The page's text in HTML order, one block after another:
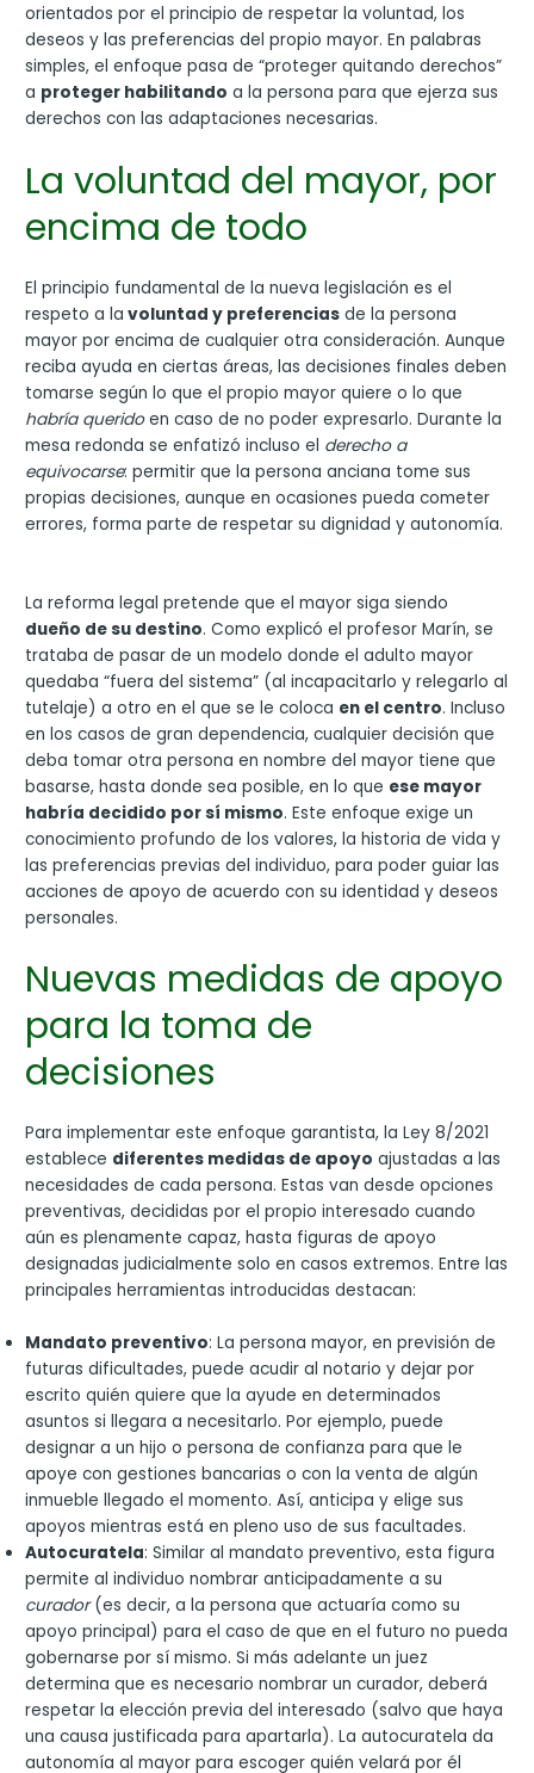
orientados por el principio de respetar la voluntad, los
deseos y las preferencias del propio mayor. En palabras
simples, el enfoque pasa de “proteger quitando derechos”
a proteger habilitando a la persona para que ejerza sus
derechos con las adaptaciones necesarias.
La voluntad del mayor, por
encima de todo
El principio fundamental de la nueva legislación es el
respeto a la voluntad y preferencias de la persona
mayor por encima de cualquier otra consideración. Aunque
reciba ayuda en ciertas áreas, las decisiones finales deben
tomarse según lo que el propio mayor quiere o lo que
habría queridoen caso de no poder expresarlo. Durante la
mesa redonda se enfatizó incluso el derecho a
equivocarse: permitir que la persona anciana tome sus
propias decisiones, aunque en ocasiones pueda cometer
errores, forma parte de respetar su dignidad y autonomía.
La reforma legal pretende que el mayor siga siendo
dueño de su destino. Como explicó el profesor Marín, se
trataba de pasar de un modelo donde el adulto mayor
quedaba “fuera del sistema” (al incapacitarlo y relegarlo al
tutelaje) a otro en el que se le coloca en el centro. Incluso
en los casos de gran dependencia, cualquier decisión que
deba tomar otra persona en nombre del mayor tiene que
basarse, hasta donde sea posible, en lo que ese mayor
habría decidido por sí mismo. Este enfoque exige un
conocimiento profundo de los valores, la historia de vida y
las preferencias previas del individuo, para poder guiar las
acciones de apoyo de acuerdo con su identidad y deseos
personales.
Nuevas medidas de apoyo
para la toma de
decisiones
Para implementar este enfoque garantista, la Ley 8/2021
establece diferentes medidas de apoyo ajustadas a las
necesidades de cada persona. Estas van desde opciones
preventivas, decididas por el propio interesado cuando
aún es plenamente capaz, hasta figuras de apoyo
designadas judicialmente solo en casos extremos. Entre las
principales herramientas introducidas destacan:
Mandato preventivo: La persona mayor, en previsión de
futuras dificultades, puede acudir al notario y dejar por
escrito quién quiere que la ayude en determinados
asuntos si llegara a necesitarlo. Por ejemplo, puede
designar a un hijo o persona de confianza para que le
apoye con gestiones bancarias o con la venta de algún
inmueble llegado el momento. Así, anticipa y elige sus
apoyos mientras está en pleno uso de sus facultades.
Autocuratela: Similar al mandato preventivo, esta figura
permite al individuo nombrar anticipadamente a su
curador(es decir, a la persona que actuaría como su
apoyo principal) para el caso de que en el futuro no pueda
gobernarse por sí mismo. Si más adelante un juez
determina que es necesario nombrar un curador, deberá
respetar la elección previa del interesado (salvo que haya
una causa justificada para apartarla). La autocuratela da
autonomía al mayor para escoger quién velará por él